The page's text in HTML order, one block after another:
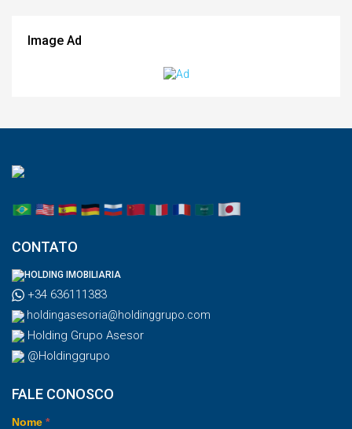
Image Ad
CONTATO
HOLDING IMOBILIARIA
+34 636111383
holdingasesoria@holdinggrupo.com
Holding Grupo Asesor
@Holdinggrupo
FALE CONOSCO
Nome *